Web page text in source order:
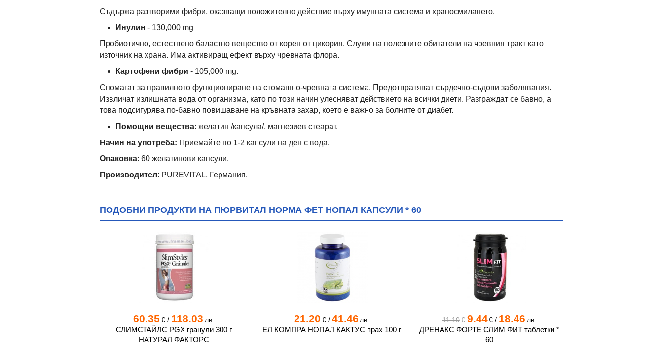
Съдържа разтворими фибри, оказващи положително действие върху имунната система и храносмилането.
Инулин - 130,000 mg
Пробиотично, естествено баластно вещество от корен от цикория. Служи на полезните обитатели на чревния тракт като
източник на храна. Има активиращ ефект върху чревната флора.
Картофени фибри - 105,000 mg.
Спомагат за правилното функциониране на стомашно-чревната система. Предотвратяват сърдечно-съдови заболявания.
Извличат излишната вода от организма, като по този начин улесняват действието на всички диети. Разграждат се бавно, а
това подсигурява по-бавно повишаване на кръвната захар, което е важно за болните от диабет.
Помощни вещества: желатин /капсула/, магнезиев стеарат.
Начин на употреба: Приемайте по 1-2 капсули на ден с вода.
Опаковка: 60 желатинови капсули.
Производител: PUREVITAL, Германия.
ПОДОБНИ ПРОДУКТИ НА ПЮРВИТАЛ НОРМА ФЕТ НОПАЛ КАПСУЛИ * 60
60.35 € / 118.03 лв.
СЛИМСТАЙЛС PGX гранули 300 г
НАТУРАЛ ФАКТОРС
21.20 €/ 41.46 лв.
ЕЛ КОМПРА НОПАЛ КАКТУС прах 100 г
11.10 € 9.44€ / 18.46 лв.
ДРЕНАКС ФОРТЕ СЛИМ ФИТ таблетки *
60